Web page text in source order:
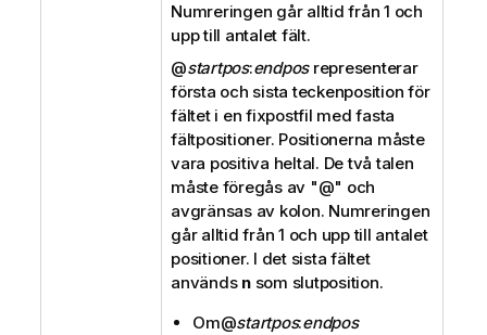
Numreringen går alltid från 1 och
upp till antalet fält.
@startpos:endposrepresenterar
första och sista teckenposition för
fältet i en fixpostfil med fasta
fältpositioner. Positionerna måste
vara positiva heltal. De två talen
måste föregås av "@" och
avgränsas av kolon. Numreringen
går alltid från 1 och upp till antalet
positioner. I det sista fältet
används nsom slutposition.
Om@startpos:endpos